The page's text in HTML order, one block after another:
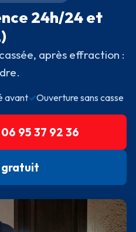
24h/24 et
après effraction :
avant✓Ouverture sans casse
95 37 92 36
gratuit